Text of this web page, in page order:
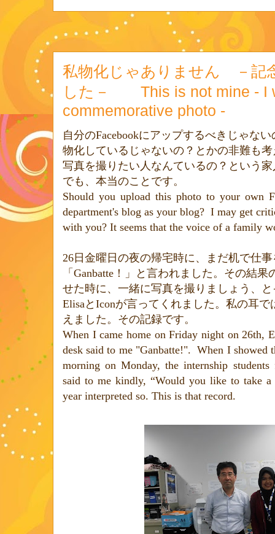
私物化じゃありません －記
した－ This is not mine - I
commemorative photo -
自分のFacebookにアップするべきじゃな
物化しているじゃないの？とかの非難も
写真を撮りたい人なんているの？という
でも、本当のことです。
Should you upload this photo to your own
department's blog as your blog? I may get
with you? It seems that the voice of a family
26 日金曜日の夜の帰宅時に、まだ机で仕
「 Ganbatte ！」と言われました。その結
せた時に、一緒に写真を撮りましょう、
Elisaと Iconが言ってくれました。私の耳
えました。その記録です。
When I came home on Friday night on 26th,
desk said to me "Ganbatte!". When I showed
morning on Monday, the internship
said to me kindly, “Would you like to take
year interpreted so. This is that record.